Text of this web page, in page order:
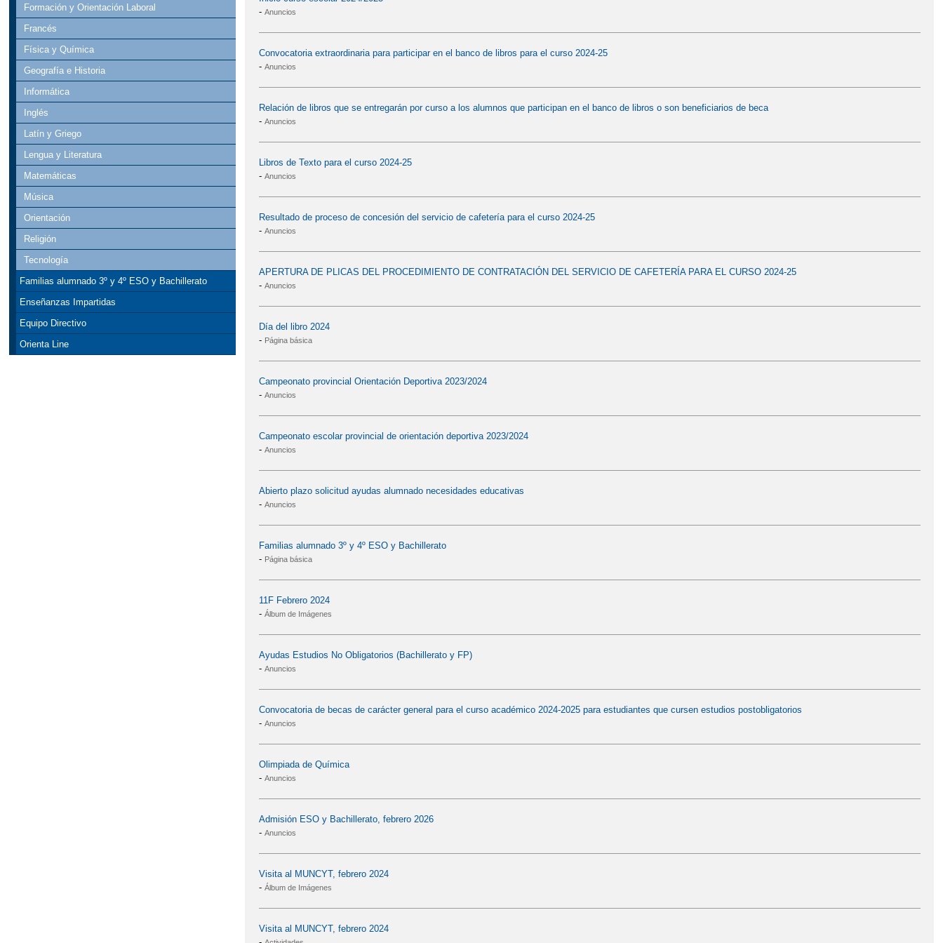
Formación y Orientación Laboral
Francés
Física y Química
Geografía e Historia
Informática
Inglés
Latín y Griego
Lengua y Literatura
Matemáticas
Música
Orientación
Religión
Tecnología
Familias alumnado 3º y 4º ESO y Bachillerato
Enseñanzas Impartidas
Equipo Directivo
Orienta Line
- Anuncios
Convocatoria extraordinaria para participar en el banco de libros para el curso 2024-25
- Anuncios
Relación de libros que se entregarán por curso a los alumnos que participan en el banco de libros o son beneficiarios de beca
- Anuncios
Libros de Texto para el curso 2024-25
- Anuncios
Resultado de proceso de concesión del servicio de cafetería para el curso 2024-25
- Anuncios
APERTURA DE PLICAS DEL PROCEDIMIENTO DE CONTRATACIÓN DEL SERVICIO DE CAFETERÍA PARA EL CURSO 2024-25
- Anuncios
Día del libro 2024
- Página básica
Campeonato provincial Orientación Deportiva 2023/2024
- Anuncios
Campeonato escolar provincial de orientación deportiva 2023/2024
- Anuncios
Abierto plazo solicitud ayudas alumnado necesidades educativas
- Anuncios
Familias alumnado 3º y 4º ESO y Bachillerato
- Página básica
11F Febrero 2024
- Álbum de Imágenes
Ayudas Estudios No Obligatorios (Bachillerato y FP)
- Anuncios
Convocatoria de becas de carácter general para el curso académico 2024-2025 para estudiantes que cursen estudios postobligatorios
- Anuncios
Olimpiada de Química
- Anuncios
Admisión ESO y Bachillerato, febrero 2026
- Anuncios
Visita al MUNCYT, febrero 2024
- Álbum de Imágenes
Visita al MUNCYT, febrero 2024